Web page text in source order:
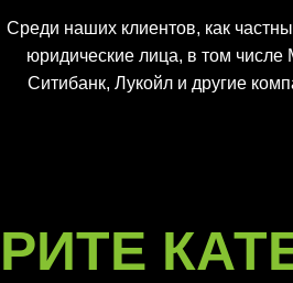
Среди наших клиентов, как
юридические лица, в том
Ситибанк, Лукойл и другие